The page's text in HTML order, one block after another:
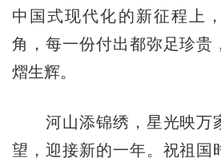
中国式现代化的新征程上
角，每一份付出都弥足珍贵
熠生辉。
河山添锦绣，星光映万
望，迎接新的一年。祝祖国